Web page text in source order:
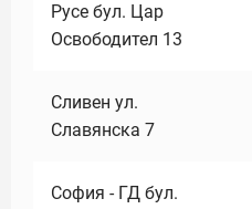
Русе бул. Цар
Освободител 13
Сливен ул.
Славянска 7
София - ГД бул.